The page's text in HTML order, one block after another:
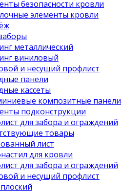
безопасности кровли
элементы кровли
металлический
виниловый
и несущий профлист
панели
кассеты
композитные панели
подконструкции
для забора и ограждений
товары
лист
для кровли
для забора и ограждений
и несущий профлист